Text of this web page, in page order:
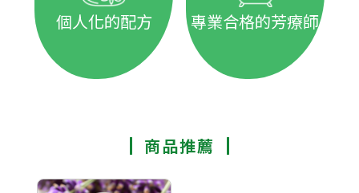
個人化的配方 專業合格的芳療師
商品推薦